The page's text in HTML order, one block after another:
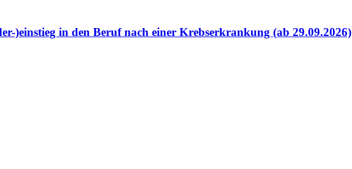
)einstieg in den Beruf nach einer Krebserkrankung (ab 29.09.2026)